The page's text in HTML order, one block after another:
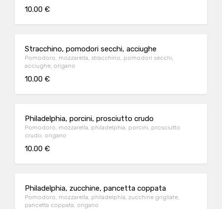
10.00 €
Stracchino, pomodori secchi, acciughe
Pomodoro, mozzarella, stracchino, pomodori secchi,
acciughe, origano
10.00 €
Philadelphia, porcini, prosciutto crudo
Pomodoro, mozzarella, philadelphia, porcini, prosciutto
crudo, origano
10.00 €
Philadelphia, zucchine, pancetta coppata
Pomodoro, mozzarella, philadelphia, zucchine grigliate,
pancetta coppata, origano